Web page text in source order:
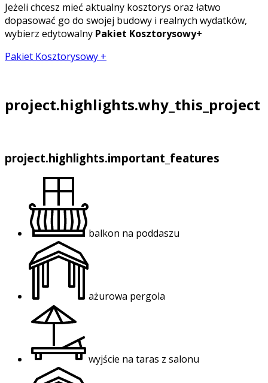
Jeżeli chcesz mieć aktualny kosztorys oraz łatwo
dopasować go do swojej budowy i realnych wydatków,
wybierz edytowalny Pakiet Kosztorysowy+
Pakiet Kosztorysowy +
project.highlights.why_this_project
project.highlights.important_features
balkon na poddaszu
ażurowa pergola
wyjście na taras z salonu